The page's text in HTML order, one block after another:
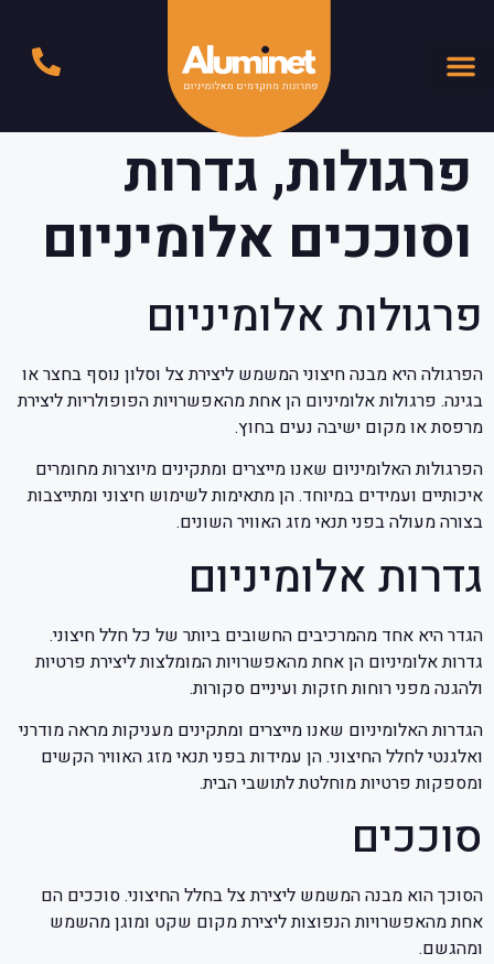
פרגולות, גדרות
וסוככים אלומיניום
פרגולות אלומיניום
הפרגולה היא מבנה חיצוני המשמש ליצירת צל וסלון נוסף בחצר או
בגינה. פרגולות אלומיניום הן אחת מהאפשרויות הפופולריות ליצירת
מרפסת או מקום ישיבה נעים בחוץ.
הפרגולות האלומיניום שאנו מייצרים ומתקינים מיוצרות מחומרים
איכותיים ועמידים במיוחד. הן מתאימות לשימוש חיצוני ומתייצבות
בצורה מעולה בפני תנאי מזג האוויר השונים.
גדרות אלומיניום
הגדר היא אחד מהמרכיבים החשובים ביותר של כל חלל חיצוני.
גדרות אלומיניום הן אחת מהאפשרויות המומלצות ליצירת פרטיות
ולהגנה מפני רוחות חזקות ועיניים סקורות.
הגדרות האלומיניום שאנו מייצרים ומתקינים מעניקות מראה מודרני
ואלגנטי לחלל החיצוני. הן עמידות בפני תנאי מזג האוויר הקשים
ומספקות פרטיות מוחלטת לתושבי הבית.
סוככים
הסוכך הוא מבנה המשמש ליצירת צל בחלל החיצוני. סוככים הם
אחת מהאפשרויות הנפוצות ליצירת מקום שקט ומוגן מהשמש
ומהגשם.